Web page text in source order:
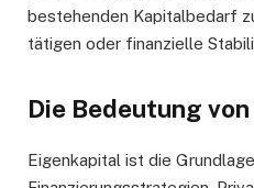
bestehenden Kapitalbedarf
tätigen oder finanzielle
Die Bedeutung
Eigenkapital ist die